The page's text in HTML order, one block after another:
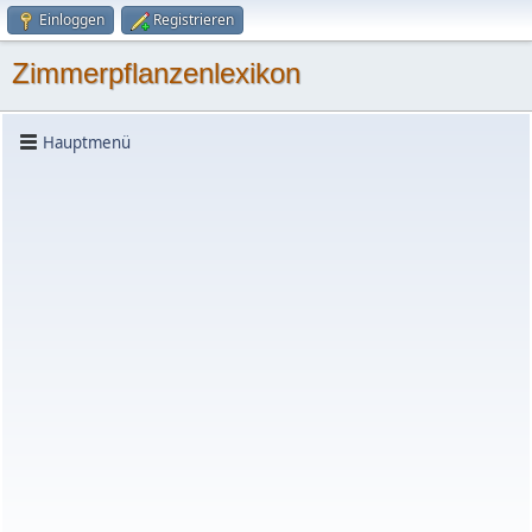
Einloggen Registrieren
Zimmerpflanzenlexikon
Hauptmenü